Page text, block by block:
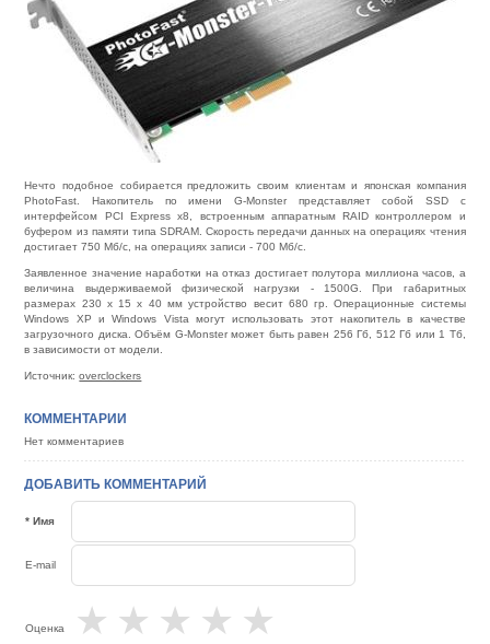
Нечто подобное собирается предложить своим клиентам и японская компания
PhotoFast. Накопитель по имени G-Monster представляет собой SSD с
интерфейсом PCI Express x8, встроенным аппаратным RAID контроллером и
буфером из памяти типа SDRAM. Скорость передачи данных на операциях чтения
достигает 750 Мб/с, на операциях записи - 700 Мб/с.
Заявленное значение наработки на отказ достигает полутора миллиона часов, а
величина выдерживаемой физической нагрузки - 1500G. При габаритных
размерах 230 х 15 х 40 мм устройство весит 680 гр. Операционные системы
Windows XP и Windows Vista могут использовать этот накопитель в качестве
загрузочного диска. Объём G-Monster может быть равен 256 Гб, 512 Гб или 1 Тб,
в зависимости от модели.
Источник:overclockers
КОММЕНТАРИИ
Нет комментариев
ДОБАВИТЬ КОММЕНТАРИЙ
* Имя
E-mail
Оценка ★
★
★
★
★